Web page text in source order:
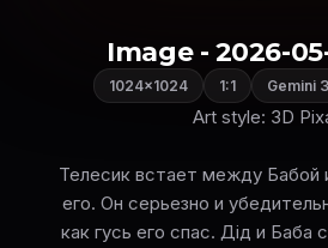
Image - 2026-
1024×1024 1:1 Gemini
Art style: 3D
Телесик встает между Бабой
его. Он серьезно и
как гусь его спас. Дід и Баба